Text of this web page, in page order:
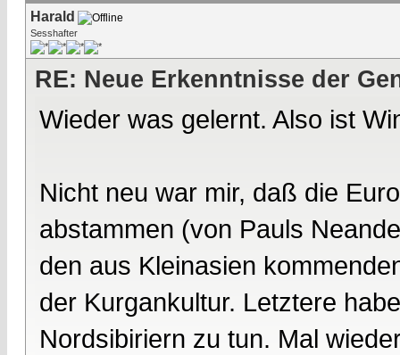
Harald
Sesshafter
RE: Neue Erkenntnisse der
Wieder was gelernt. Also ist
Nicht neu war mir, daß die
abstammen (von Pauls
den aus Kleinasien
der Kurgankultur. Letztere
Nordsibiriern zu tun. Mal